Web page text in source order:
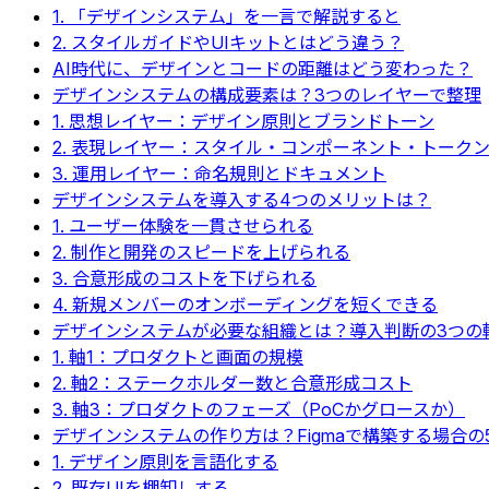
1. 「デザインシステム」を一言で解説すると
2. スタイルガイドやUIキットとはどう違う？
AI時代に、デザインとコードの距離はどう変わった？
デザインシステムの構成要素は？3つのレイヤーで整理
1. 思想レイヤー：デザイン原則とブランドトーン
2. 表現レイヤー：スタイル・コンポーネント・トークン
3. 運用レイヤー：命名規則とドキュメント
デザインシステムを導入する4つのメリットは？
1. ユーザー体験を一貫させられる
2. 制作と開発のスピードを上げられる
3. 合意形成のコストを下げられる
4. 新規メンバーのオンボーディングを短くできる
デザインシステムが必要な組織とは？導入判断の3つの
1. 軸1：プロダクトと画面の規模
2. 軸2：ステークホルダー数と合意形成コスト
3. 軸3：プロダクトのフェーズ（PoCかグロースか）
デザインシステムの作り方は？Figmaで構築する場合
1. デザイン原則を言語化する